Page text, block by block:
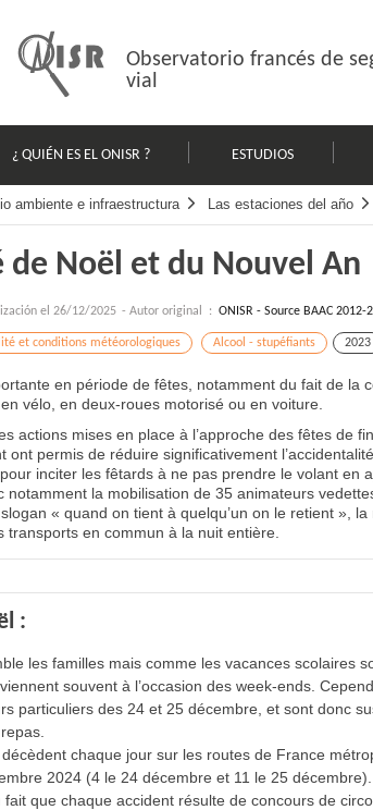
Observatorio francés de
vial
¿ QUIÉN ES EL ONISR ? ESTUDIOS
ambiente e infraestructura Las estaciones del año
Noël et du Nouvel An
el 26/12/2025 - Autor original : ONISR - Source BAAC 2012-
et conditions météorologiques Alcool - stupéfiants 2023
en période de fêtes, notamment du fait de la
vélo, en deux-roues motorisé ou en voiture.
actions mises en place à l’approche des fêtes de
ont permis de réduire significativement
inciter les fêtards à ne pas prendre le volant en
notamment la mobilisation de 35 animateurs
« quand on tient à quelqu’un on le retient »,
transports en commun à la nuit entière.
:
les familles mais comme les vacances scolaires
souvent à l’occasion des week-ends.
particuliers des 24 et 25 décembre, et sont donc
chaque jour sur les routes de France
2024 (4 le 24 décembre et 11 le 25
fait que chaque accident résulte de concours de